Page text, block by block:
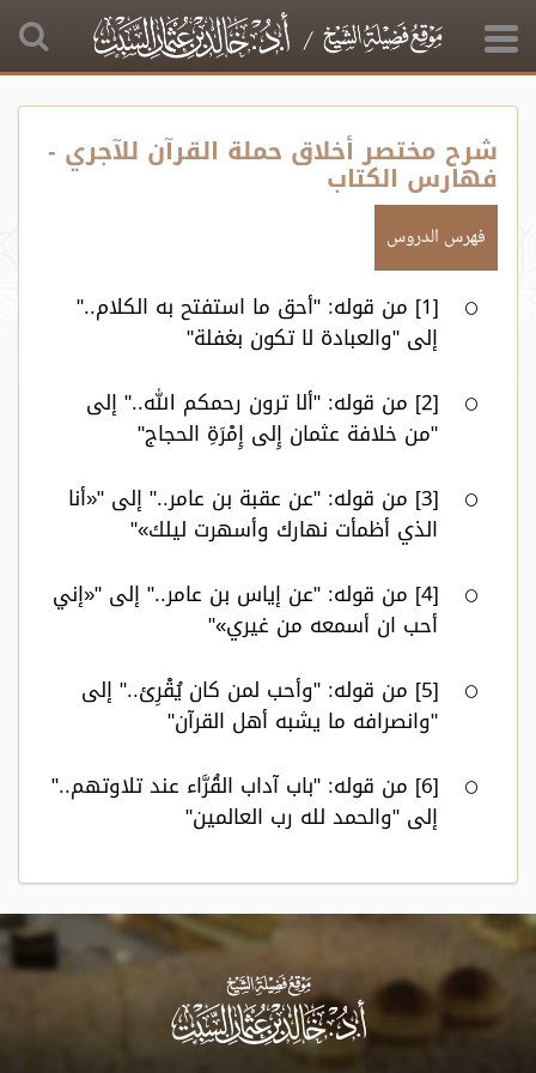
شرح مختصر أخلاق حملة القرآن للآجري -
فهارس الكتاب
فهرس الدروس
[1] من قوله: "أحق ما استفتح به الكلام.."
إلى "والعبادة لا تكون بغفلة"
[2] من قوله: "ألا ترون رحمكم الله.." إلى
"من خلافة عثمان إِلى إِمْرَةِ الحجاج"
[3] من قوله: "عن عقبة بن عامر.." إلى "«أنا
الذي أظمأت نهارك وأسهرت ليلك»"
[4] من قوله: "عن إياس بن عامر.." إلى "«إني
أحب ان أسمعه من غيري»"
[5] من قوله: "وأحب لمن كان يُقْرِئ.." إلى
"وانصرافه ما يشبه أهل القرآن"
[6] من قوله: "باب آداب القُرَّاء عند تلاوتهم.."
إلى "والحمد لله رب العالمين"